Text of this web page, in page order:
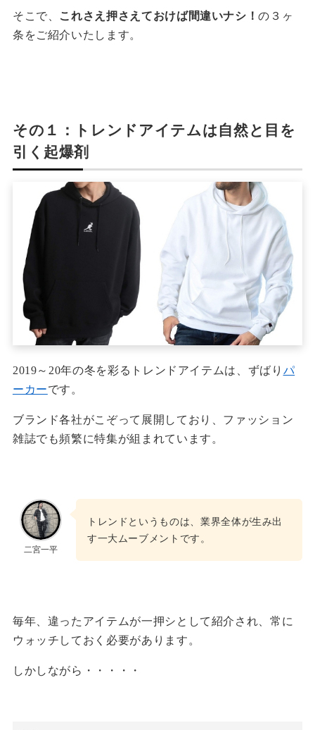
そこで、 これさえ押さえておけば間違いナシ！の３ヶ
条をご紹介いたします。
その１：トレンドアイテムは自然と目を
引く起爆剤
2019～20年の冬を彩るトレンドアイテムは、ずばり パ
ーカーです。
ブランド各社がこぞって展開しており、ファッション
雑誌でも頻繁に特集が組まれています。
二宮一平
トレンドというものは、業界全体が生み出
す一大ムーブメントです。
毎年、違ったアイテムが一押シとして紹介され、常に
ウォッチしておく必要があります。
しかしながら・・・・・